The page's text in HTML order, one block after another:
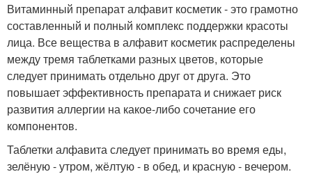
Витаминный препарат алфавит косметик - это грамотно
составленный и полный комплекс поддержки красоты
лица. Все вещества в алфавит косметик распределены
между тремя таблетками разных цветов, которые
следует принимать отдельно друг от друга. Это
повышает эффективность препарата и снижает риск
развития аллергии на какое-либо сочетание его
компонентов.
Таблетки алфавита следует принимать во время еды,
зелёную - утром, жёлтую - в обед, и красную - вечером.